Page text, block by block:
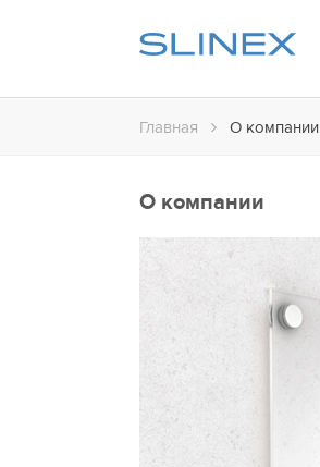
Главная О компании
О компании